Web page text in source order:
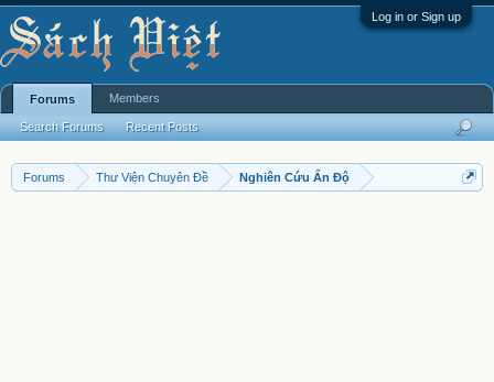
Log in or Sign up
Forums Thư Viện Chuyên Đề Nghiên Cứu Ấn Độ
Forums
Search Forums Recent Posts
Members